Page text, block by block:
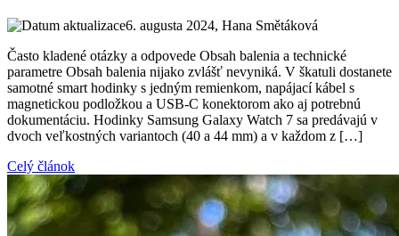
6. augusta 2024, Hana Smětáková
Často kladené otázky a odpovede Obsah balenia a technické
parametre Obsah balenia nijako zvlášť nevyniká. V škatuli dostanete
samotné smart hodinky s jedným remienkom, napájací kábel s
magnetickou podložkou a USB-C konektorom ako aj potrebnú
dokumentáciu. Hodinky Samsung Galaxy Watch 7 sa predávajú v
dvoch veľkostných variantoch (40 a 44 mm) a v každom z […]
Celý článok